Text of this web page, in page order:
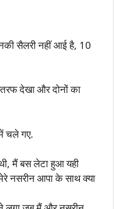
सैलरी नहीं आई है, 10
देखा और दोनों का
चले गए.
मैं बस लेटा हुआ यही
नसरीन आपा के साथ क्या